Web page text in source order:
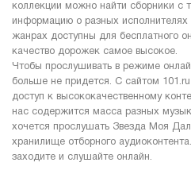
коллекции можно найти сборники с
информацию о разных
жанрах доступны для бесплатного
качество дорожек самое высокое.
Чтобы прослушивать в режиме
больше не придется. С сайтом
доступ к высококачественному
нас содержится масса разных
хочется прослушать Звезда Моя
хранилище отборного
заходите и слушайте онлайн.